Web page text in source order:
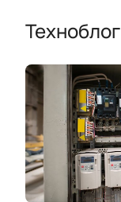
Техноблог